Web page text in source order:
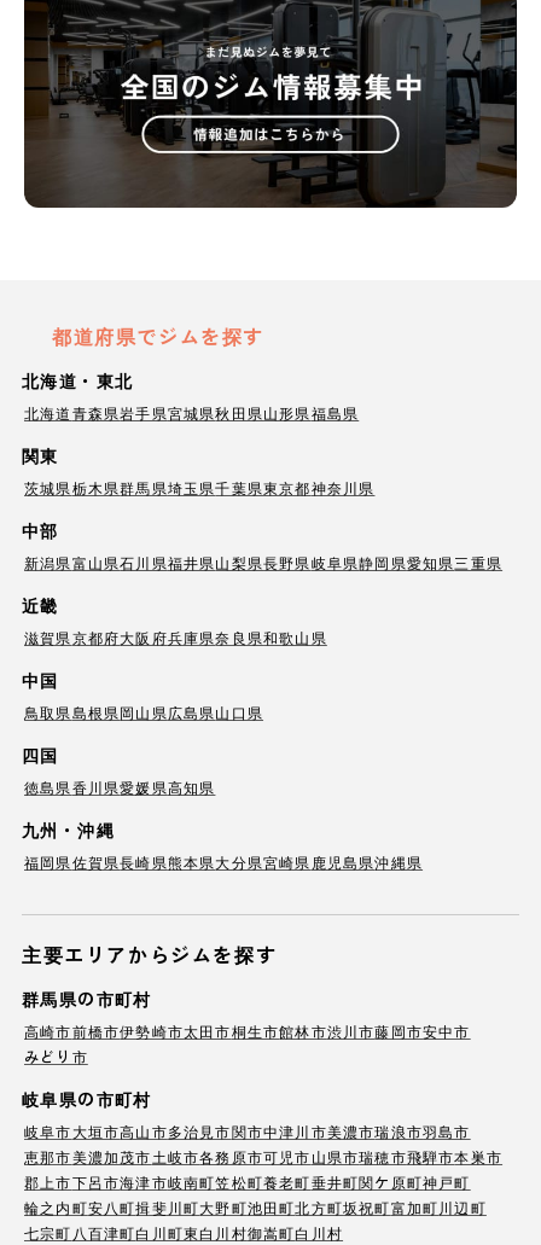
都道府県でジムを探す
北海道・東北
北海道青森県岩手県宮城県秋田県山形県福島県
関東
茨城県栃木県群馬県埼玉県千葉県東京都神奈川県
中部
新潟県富山県石川県福井県山梨県長野県岐阜県静岡県愛知県三重県
近畿
滋賀県京都府大阪府兵庫県奈良県和歌山県
中国
鳥取県島根県岡山県広島県山口県
四国
徳島県香川県愛媛県高知県
九州・沖縄
福岡県佐賀県長崎県熊本県大分県宮崎県鹿児島県沖縄県
主要エリアからジムを探す
群馬県の市町村
高崎市前橋市伊勢崎市太田市桐生市館林市渋川市藤岡市安中市
みどり市
岐阜県の市町村
岐阜市大垣市高山市多治見市関市中津川市美濃市瑞浪市羽島市
恵那市美濃加茂市土岐市各務原市可児市山県市瑞穂市飛騨市本巣市
郡上市下呂市海津市岐南町笠松町養老町垂井町関ケ原町神戸町
輪之内町安八町揖斐川町大野町池田町北方町坂祝町富加町川辺町
七宗町八百津町白川町東白川村御嵩町白川村